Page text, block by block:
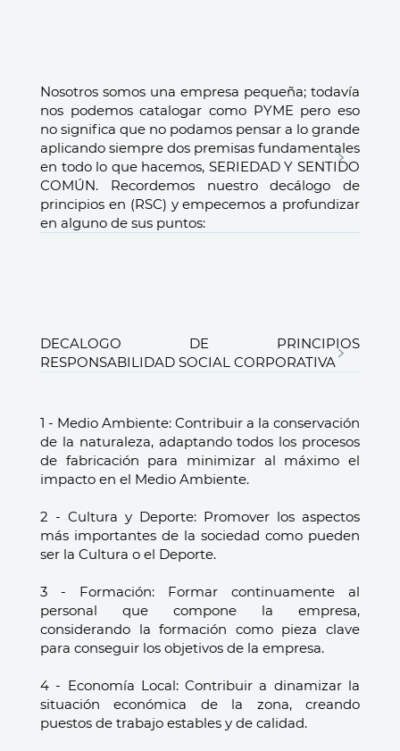
Nosotros somos una empresa pequeña; todavía
nos podemos catalogar como PYME pero eso
no significa que no podamos pensar a lo grande
aplicando siempre dos premisas fundamentales
en todo lo que hacemos, SERIEDAD Y SENTIDO
COMÚN. Recordemos nuestro decálogo de
principios en (RSC) y empecemos a profundizar
en alguno de sus puntos:
DECALOGO DE PRINCIPIOS
RESPONSABILIDAD SOCIAL CORPORATIVA
1 - Medio Ambiente: Contribuir a la conservación
de la naturaleza, adaptando todos los procesos
de fabricación para minimizar al máximo el
impacto en el Medio Ambiente.
2 - Cultura y Deporte: Promover los aspectos
más importantes de la sociedad como pueden
ser la Cultura o el Deporte.
3 - Formación: Formar continuamente al
personal que compone la empresa,
considerando la formación como pieza clave
para conseguir los objetivos de la empresa.
4 - Economía Local: Contribuir a dinamizar la
situación económica de la zona, creando
puestos de trabajo estables y de calidad.